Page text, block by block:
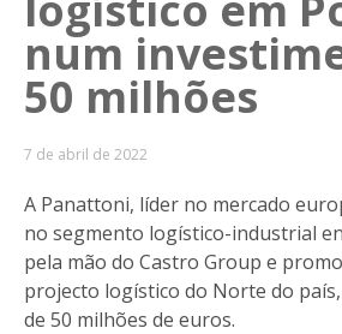
num
50 milhões
7 de abril de 2022
A Panattoni, líder no mercado
no segmento logístico-industrial
pela mão do Castro Group e
projecto logístico do Norte do
de 50 milhões de euros.